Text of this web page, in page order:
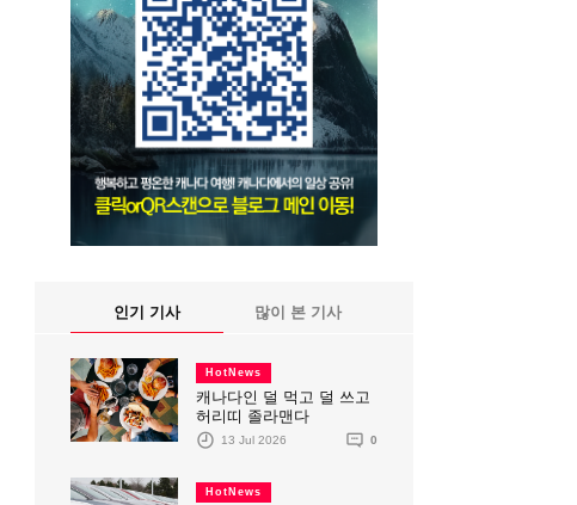
인기 기사 많이 본 기사
HotNews
캐나다인 덜 먹고 덜 쓰고
허리띠 졸라맨다
13 Jul 2026 0
HotNews